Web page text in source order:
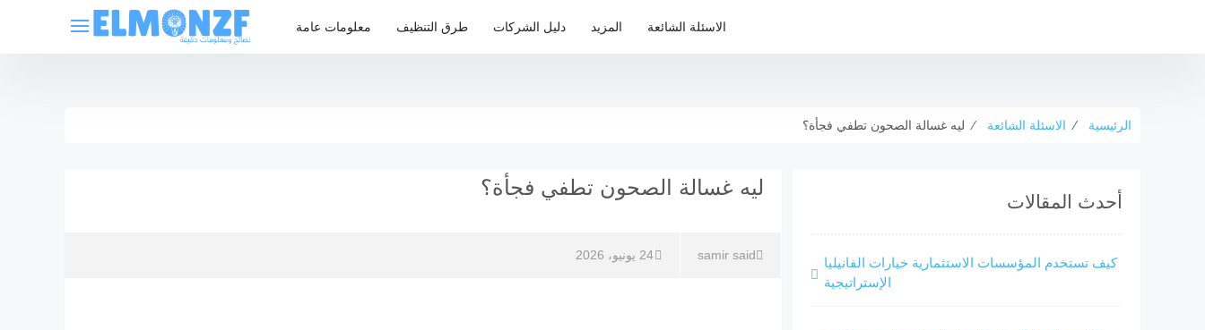
معلومات عامة طرق التنظيف دليل الشركات المزيد الاسئلة الشائعة
الرئيسية ⁄ الاسئلة الشائعة ⁄ ليه غسالة الصحون تطفي فجأة؟
ليه غسالة الصحون تطفي فجأة؟
samir said 24 يونيو، 2026
أحدث المقالات
كيف تستخدم المؤسسات الاستثمارية خيارات الفانيليا
الإستراتيجية